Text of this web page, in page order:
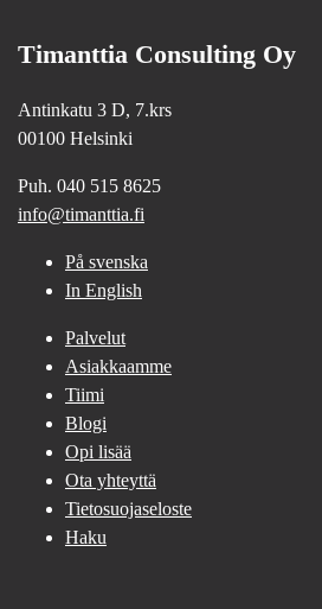
Timanttia Consulting Oy
Antinkatu 3 D, 7.krs
00100 Helsinki
Puh. 040 515 8625
info@timanttia.fi
På svenska
In English
Palvelut
Asiakkaamme
Tiimi
Blogi
Opi lisää
Ota yhteyttä
Tietosuojaseloste
Haku